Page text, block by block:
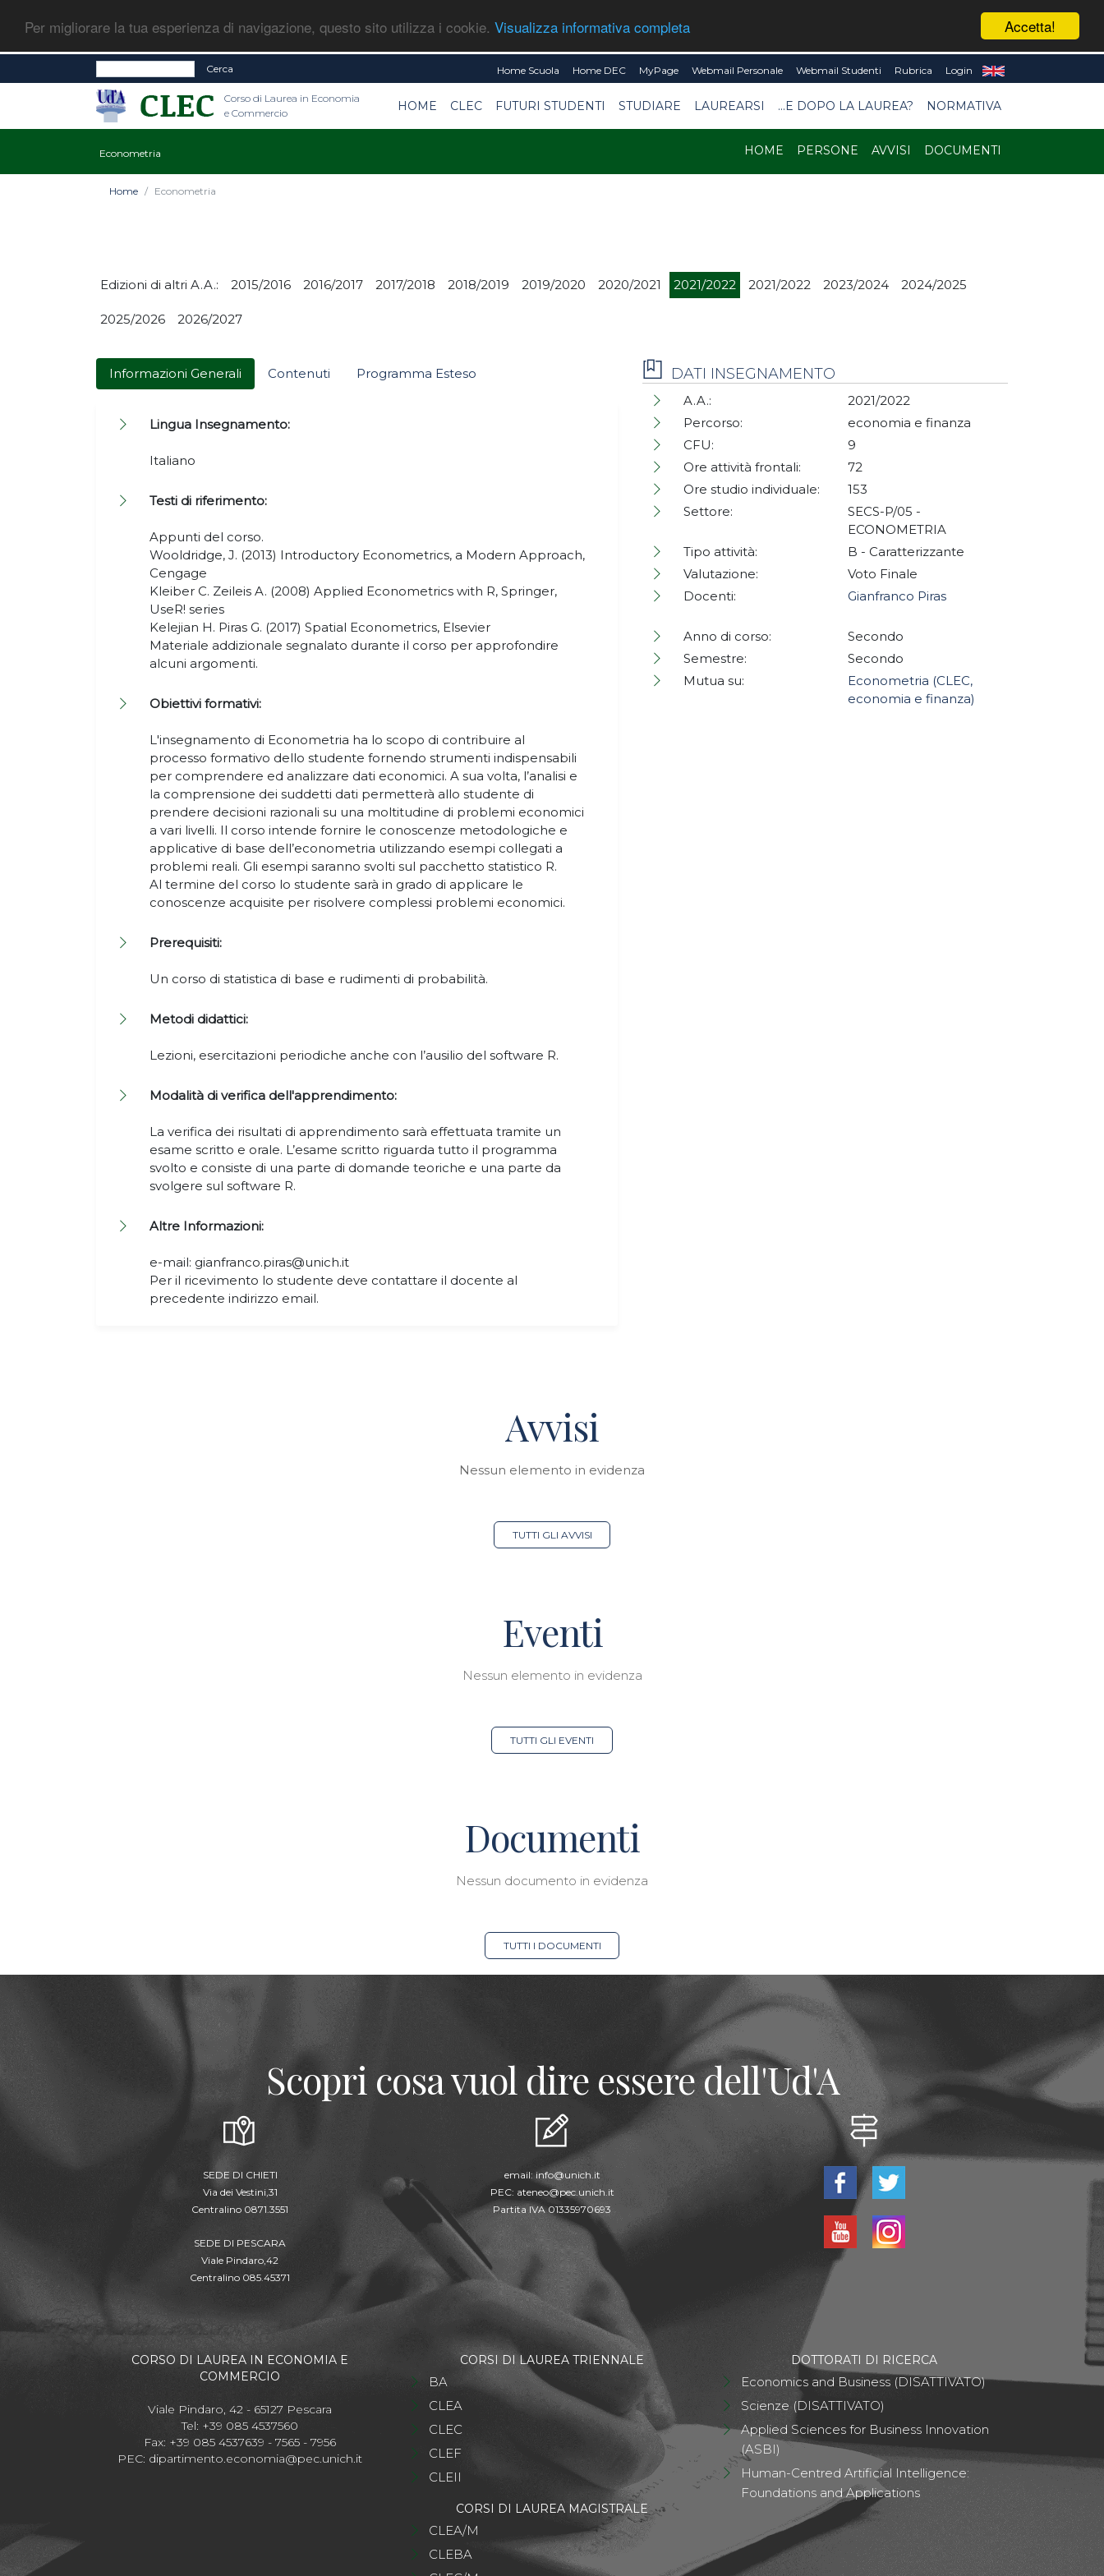
Accetta!
Per migliorare la tua esperienza di navigazione, questo sito utilizza i cookie. Visualizza informativa completa
Cerca Home Scuola Home DEC MyPage Webmail Personale Webmail Studenti Rubrica Login
Corso di Laurea in Economia
e Commercio
HOME CLEC FUTURI STUDENTI STUDIARE LAUREARSI ...E DOPO LA LAUREA? NORMATIVA
Econometria HOME PERSONE AVVISI DOCUMENTI
Home Econometria
Edizioni di altri A.A.: 2015/2016 2016/2017 2017/2018 2018/2019 2019/2020 2020/2021 2021/2022 2021/2022 2023/2024 2024/2025
2025/2026 2026/2027
Informazioni Generali Contenuti Programma Esteso
Lingua Insegnamento:
Italiano
Testi di riferimento:
Appunti del corso.
Wooldridge, J. (2013) Introductory Econometrics, a Modern Approach,
Cengage
Kleiber C. Zeileis A. (2008) Applied Econometrics with R, Springer,
UseR! series
Kelejian H. Piras G. (2017) Spatial Econometrics, Elsevier
Materiale addizionale segnalato durante il corso per approfondire
alcuni argomenti.
Obiettivi formativi:
L'insegnamento di Econometria ha lo scopo di contribuire al
processo formativo dello studente fornendo strumenti indispensabili
per comprendere ed analizzare dati economici. A sua volta, l’analisi e
la comprensione dei suddetti dati permetterà allo studente di
prendere decisioni razionali su una moltitudine di problemi economici
a vari livelli. Il corso intende fornire le conoscenze metodologiche e
applicative di base dell’econometria utilizzando esempi collegati a
problemi reali. Gli esempi saranno svolti sul pacchetto statistico R.
Al termine del corso lo studente sarà in grado di applicare le
conoscenze acquisite per risolvere complessi problemi economici.
Prerequisiti:
Un corso di statistica di base e rudimenti di probabilità.
Metodi didattici:
Lezioni, esercitazioni periodiche anche con l’ausilio del software R.
Modalità di verifica dell'apprendimento:
La verifica dei risultati di apprendimento sarà effettuata tramite un
esame scritto e orale. L’esame scritto riguarda tutto il programma
svolto e consiste di una parte di domande teoriche e una parte da
svolgere sul software R.
Altre Informazioni:
e-mail: gianfranco.piras@unich.it
Per il ricevimento lo studente deve contattare il docente al
precedente indirizzo email.
DATI INSEGNAMENTO
A.A.:
2021/2022
Percorso:
economia e finanza
CFU:
9
Ore attività frontali:
72
Ore studio individuale:
153
Settore:
SECS-P/05 -
ECONOMETRIA
Tipo attività:
B - Caratterizzante
Valutazione:
Voto Finale
Docenti:
Gianfranco Piras
Anno di corso:
Secondo
Semestre:
Secondo
Mutua su:
Econometria (CLEC,
economia e finanza)
Avvisi
Nessun elemento in evidenza
TUTTI GLI AVVISI
Eventi
Nessun elemento in evidenza
TUTTI GLI EVENTI
Documenti
Nessun documento in evidenza
TUTTI I DOCUMENTI
Scopri cosa vuol dire essere dell'Ud'A
SEDE DI CHIETI
Via dei Vestini,31
Centralino 0871.3551
SEDE DI PESCARA
Viale Pindaro,42
Centralino 085.45371
email:info@unich.it
PEC: ateneo@pec.unich.it
Partita IVA 01335970693
CORSO DI LAUREA IN ECONOMIA E
COMMERCIO
Viale Pindaro, 42 - 65127 Pescara
Tel: +39 085 4537560
Fax: +39 085 4537639 - 7565 - 7956
PEC: dipartimento.economia@pec.unich.it
CORSI DI LAUREA TRIENNALE
BA
CLEA
CLEC
CLEF
CLEII
CORSI DI LAUREA MAGISTRALE
CLEA/M
CLEBA
DOTTORATI DI RICERCA
Economics and Business (DISATTIVATO)
Scienze (DISATTIVATO)
Applied Sciences for Business Innovation
(ASBI)
Human-Centred Artificial Intelligence:
Foundations and Applications